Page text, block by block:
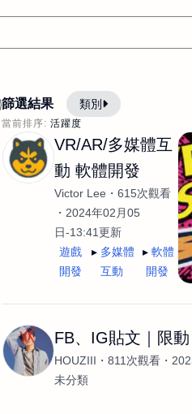
篩選結果 類別
當前排序: 活躍度
翻譯 AI應
影片剪輯
平面設計 平面
設計插畫
程式
網站設計與架設
WordPress網
文案撰寫翻譯虛擬助手
影像設
DM傳單海報平面設計
電商自
VR/AR/多媒體互
動 軟體開發
Victor Lee
615次觀看
2024年02月05
日-13:41更新
遊戲
開發
多媒體
互動
軟體
開發
FB、IG貼文｜限
HOUZIII 811次觀看
未分類